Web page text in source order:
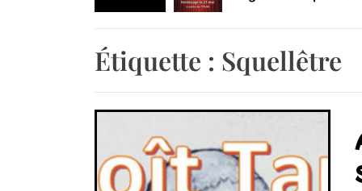
Retrouvez-nous au
Étiquette : Squellêtre